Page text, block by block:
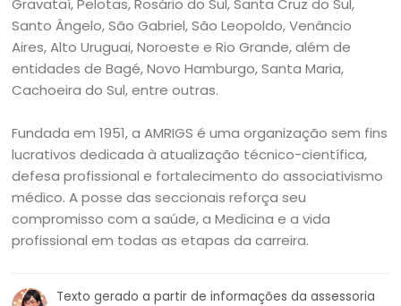
Gravataí, Pelotas, Rosário do Sul, Santa Cruz do Sul,
Santo Ângelo, São Gabriel, São Leopoldo, Venâncio
Aires, Alto Uruguai, Noroeste e Rio Grande, além de
entidades de Bagé, Novo Hamburgo, Santa Maria,
Cachoeira do Sul, entre outras.
Fundada em 1951, a AMRIGS é uma organização sem fins
lucrativos dedicada à atualização técnico-científica,
defesa profissional e fortalecimento do associativismo
médico. A posse das seccionais reforça seu
compromisso com a saúde, a Medicina e a vida
profissional em todas as etapas da carreira.
Texto gerado a partir de informações da assessoria